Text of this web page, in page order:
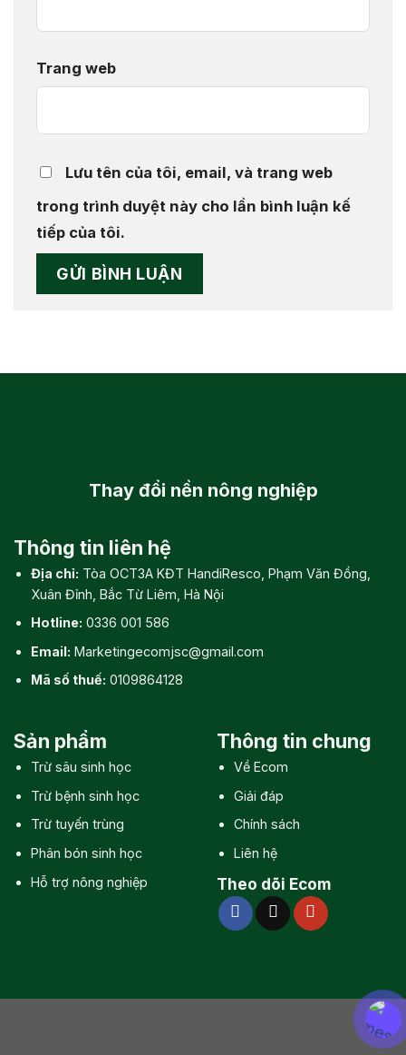
Trang web
Lưu tên của tôi, email, và trang web
trong trình duyệt này cho lần bình luận kế
tiếp của tôi.
Thay đổi nền nông nghiệp
Thông tin liên hệ
Địa chỉ: Tòa OCT3A KĐT HandiResco, Phạm Văn Đồng,
Xuân Đỉnh, Bắc Từ Liêm, Hà Nội
Hotline: 0336 001 586
Email: Marketingecomjsc@gmail.com
Mã số thuế: 0109864128
Sản phẩm
Trừ sâu sinh học
Trừ bệnh sinh học
Trừ tuyến trùng
Phân bón sinh học
Hỗ trợ nông nghiệp
Thông tin chung
Về Ecom
Giải đáp
Chính sách
Liên hệ
Theo dõi Ecom